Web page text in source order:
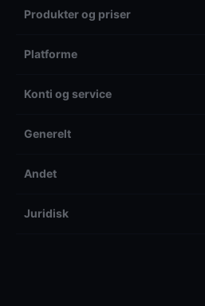
Produkter og priser
Platforme
Konti og service
Generelt
Andet
Juridisk